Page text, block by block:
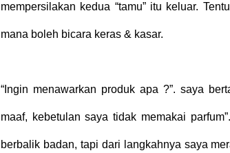
mempersilakan kedua “tamu” itu keluar.
mana boleh bicara keras & kasar.
“Ingin menawarkan produk apa ?”. saya
maaf, kebetulan saya tidak memakai
berbalik badan, tapi dari langkahnya saya